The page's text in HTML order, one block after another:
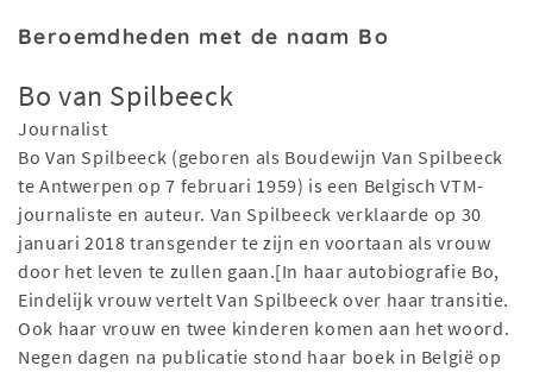
Beroemdheden met de naam Bo
Bo van Spilbeeck
Journalist
Bo Van Spilbeeck (geboren als Boudewijn Van Spilbeeck
te Antwerpen op 7 februari 1959) is een Belgisch VTM-
journaliste en auteur. Van Spilbeeck verklaarde op 30
januari 2018 transgender te zijn en voortaan als vrouw
door het leven te zullen gaan.[In haar autobiografie Bo,
Eindelijk vrouw vertelt Van Spilbeeck over haar transitie.
Ook haar vrouw en twee kinderen komen aan het woord.
Negen dagen na publicatie stond haar boek in België op